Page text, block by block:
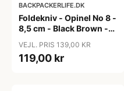
BACKPACKERLIFE.DK
Foldekniv - Opinel No 8 -
8,5 cm - Black Brown -
VEJL. PRIS 139,00 KR
119,00 kr